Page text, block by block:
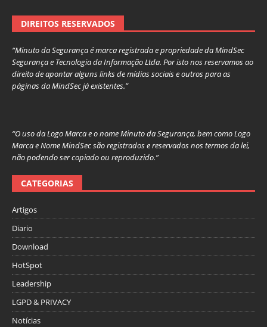
DIREITOS RESERVADOS
“Minuto da Segurança é marca registrada e propriedade da MindSec
Segurança e Tecnologia da Informação Ltda. Por isto nos reservamos ao
direito de apontar alguns links de mídias sociais e outros para as
páginas da MindSec já existentes.”
“O uso da Logo Marca e o nome Minuto da Segurança, bem como Logo
Marca e Nome MindSec são registrados e reservados nos termos da lei,
não podendo ser copiado ou reproduzido.”
CATEGORIAS
Artigos
Diario
Download
HotSpot
Leadership
LGPD & PRIVACY
Notícias